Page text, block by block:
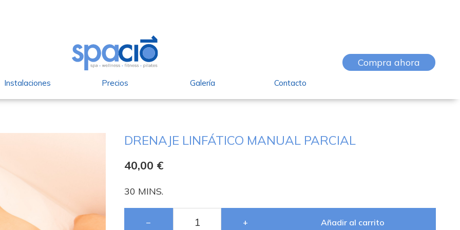
Instalaciones Precios Galería Contacto
Compra ahora
DRENAJE LINFÁTICO MANUAL PARCIAL
40,00 €
30 MINS.
− + Añadir al carrito